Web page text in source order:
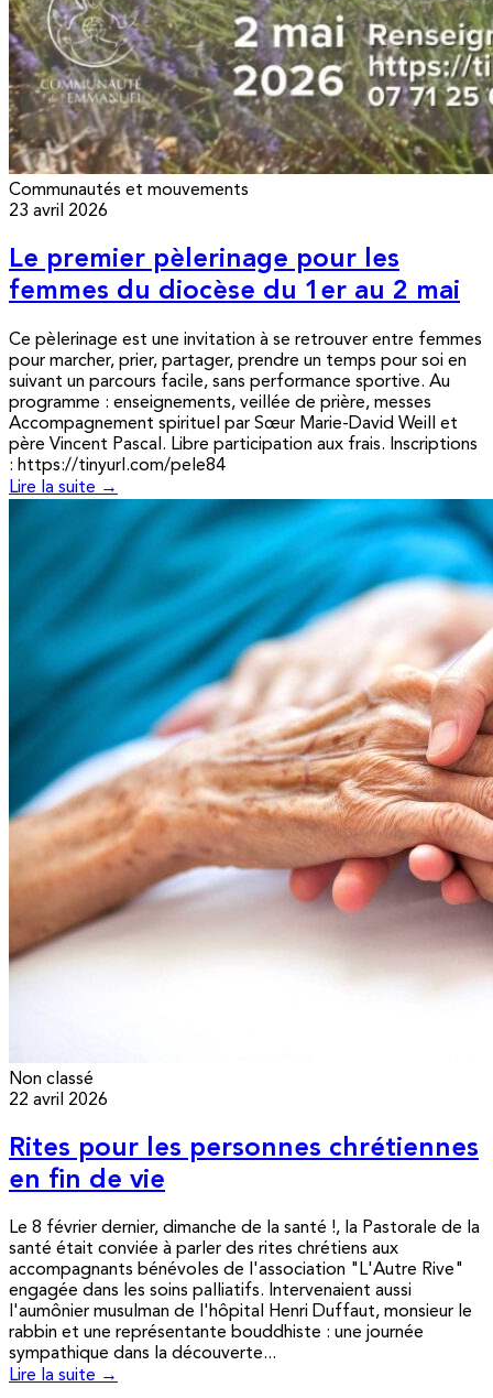
Communautés et mouvements
23 avril 2026
Le premier pèlerinage pour les
femmes du diocèse du 1er au 2 mai
Ce pèlerinage est une invitation à se retrouver entre femmes
pour marcher, prier, partager, prendre un temps pour soi en
suivant un parcours facile, sans performance sportive. Au
programme : enseignements, veillée de prière, messes
Accompagnement spirituel par Sœur Marie-David Weill et
père Vincent Pascal. Libre participation aux frais. Inscriptions
: https://tinyurl.com/pele84
Lire la suite →
Non classé
22 avril 2026
Rites pour les personnes chrétiennes
en fin de vie
Le 8 février dernier, dimanche de la santé !, la Pastorale de la
santé était conviée à parler des rites chrétiens aux
accompagnants bénévoles de l'association "L'Autre Rive"
engagée dans les soins palliatifs. Intervenaient aussi
l'aumônier musulman de l'hôpital Henri Duffaut, monsieur le
rabbin et une représentante bouddhiste : une journée
sympathique dans la découverte...
Lire la suite →